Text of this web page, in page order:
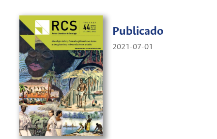
Publicado
2021-07-01